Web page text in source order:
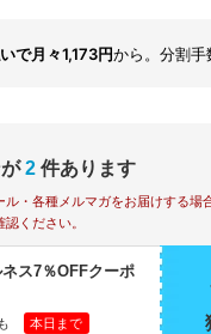
で月々1,173円から。分割手
2 件あります
・各種メルマガをお届けする場
ください。
ス7％OFFクーポ
本日まで